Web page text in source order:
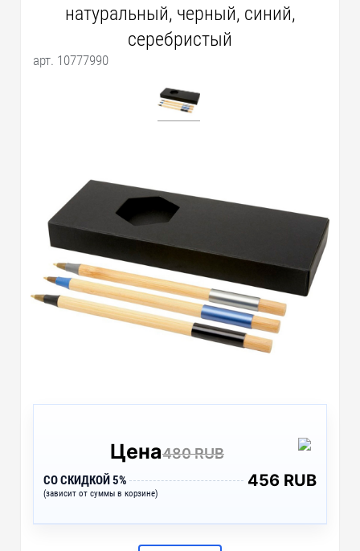
натуральный, черный, синий,
серебристый
арт. 10777990
Цена480 RUB
СО СКИДКОЙ 5%
(зависит от суммы в корзине)
456 RUB